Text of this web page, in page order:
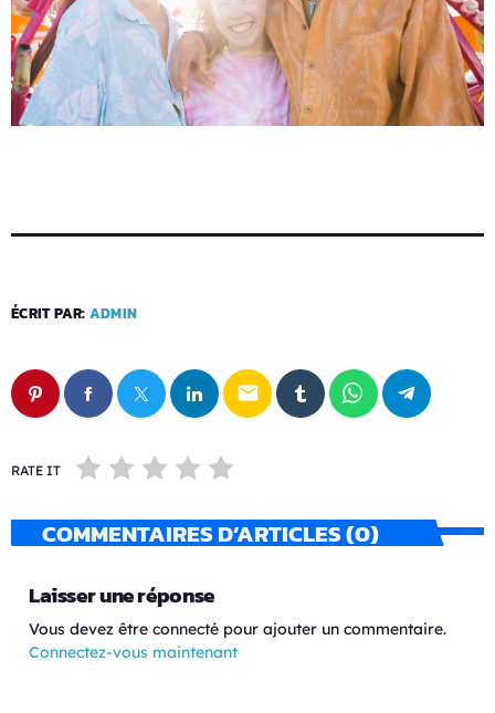
ÉCRIT PAR: ADMIN
email
RATE IT
COMMENTAIRES D’ARTICLES (0)
Laisser une réponse
Vous devez être connecté pour ajouter un commentaire.
Connectez-vous maintenant